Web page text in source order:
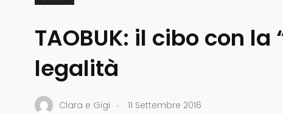
TAOBUK: il cibo con la
legalità
Clara e Gigi . 11 Settembre 2016